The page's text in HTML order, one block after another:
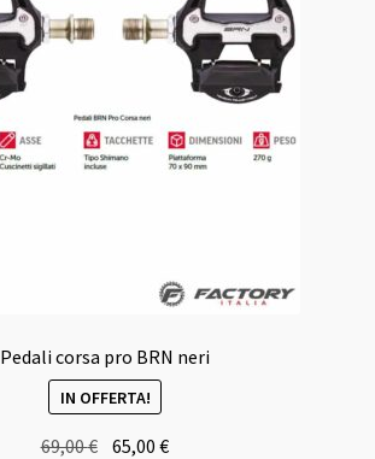
Pedali corsa pro BRN neri
IN OFFERTA!
69,00€ 65,00€Il